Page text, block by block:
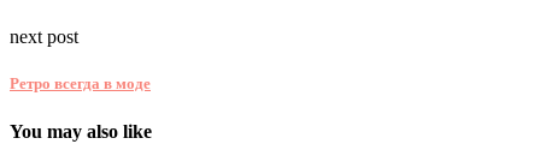
next post
Ретро всегда в моде
You may also like